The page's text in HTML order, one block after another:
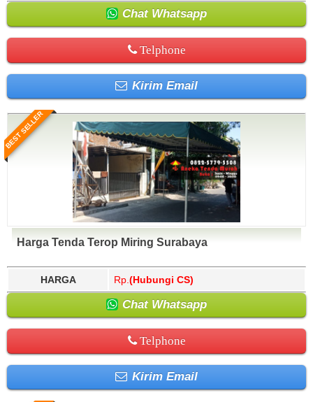
Chat Whatsapp
Telphone
Kirim Email
BEST SELLER
Harga Tenda Terop Miring Surabaya
HARGA Rp. (Hubungi CS)
Chat Whatsapp
Telphone
Kirim Email